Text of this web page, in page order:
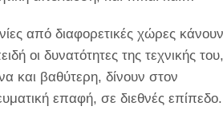
από διαφορετικές χώρες κάνουν
οι δυνατότητες της τεχνικής του,
και βαθύτερη, δίνουν στον
επαφή, σε διεθνές επίπεδο.